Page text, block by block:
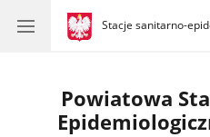
gov.pl
Stacje sanitarno-
gov.pl
Stacje
Powiatowa